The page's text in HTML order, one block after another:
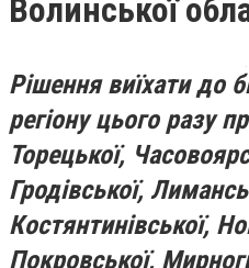
Волинської
Рішення виїхати до
регіону цього разу
Торецької,
Гродівської,
Костянтинівської,
Покровської,